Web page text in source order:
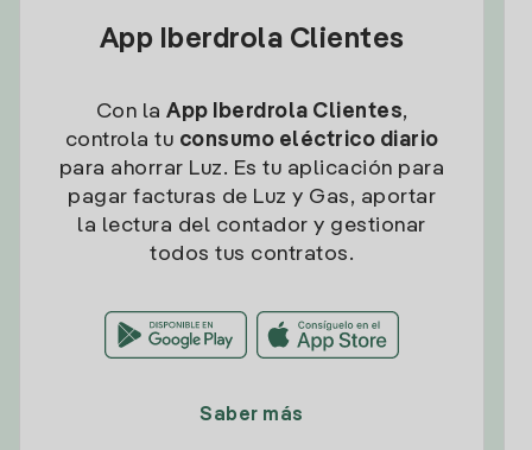
App Iberdrola Clientes
Con la App Iberdrola Clientes,
controla tu consumo eléctrico diario
para ahorrar Luz. Es tu aplicación para
pagar facturas de Luz y Gas, aportar
la lectura del contador y gestionar
todos tus contratos.
Saber más